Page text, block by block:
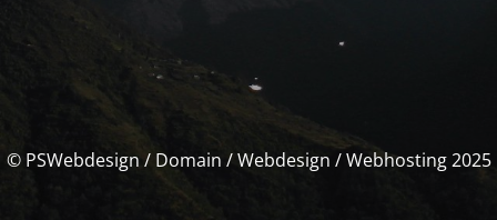
© PSWebdesign / Domain / Webdesign / Webhosting 2025